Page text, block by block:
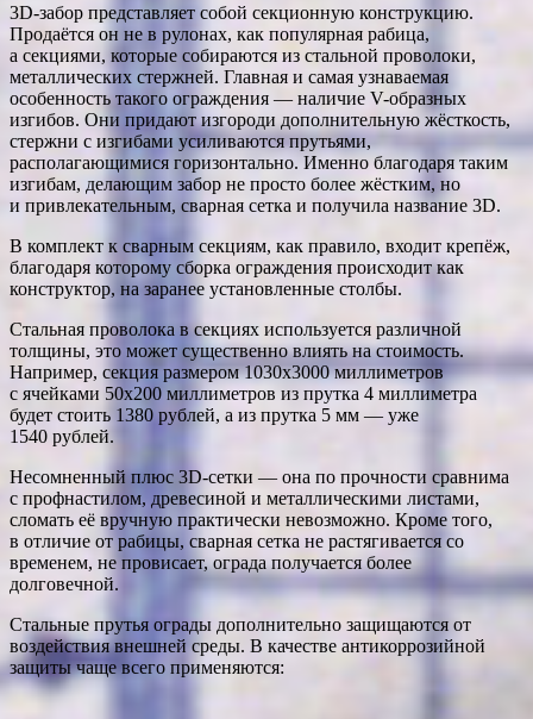
3D-забор представляет собой секционную конструкцию.
Продаётся он не в рулонах, как популярная рабица,
а секциями, которые собираются из стальной проволоки,
металлических стержней. Главная и самая узнаваемая
особенность такого ограждения — наличие V-образных
изгибов. Они придают изгороди дополнительную жёсткость,
стержни с изгибами усиливаются прутьями,
располагающимися горизонтально. Именно благодаря таким
изгибам, делающим забор не просто более жёстким, но
и привлекательным, сварная сетка и получила название 3D.
В комплект к сварным секциям, как правило, входит крепёж,
благодаря которому сборка ограждения происходит как
конструктор, на заранее установленные столбы.
Стальная проволока в секциях используется различной
толщины, это может существенно влиять на стоимость.
Например, секция размером 1030х3000 миллиметров
с ячейками 50х200 миллиметров из прутка 4 миллиметра
будет стоить 1380 рублей, а из прутка 5 мм — уже
1540 рублей.
Несомненный плюс 3D-сетки — она по прочности сравнима
с профнастилом, древесиной и металлическими листами,
сломать её вручную практически невозможно. Кроме того,
в отличие от рабицы, сварная сетка не растягивается со
временем, не провисает, ограда получается более
долговечной.
Стальные прутья ограды дополнительно защищаются от
воздействия внешней среды. В качестве антикоррозийной
защиты чаще всего применяются: